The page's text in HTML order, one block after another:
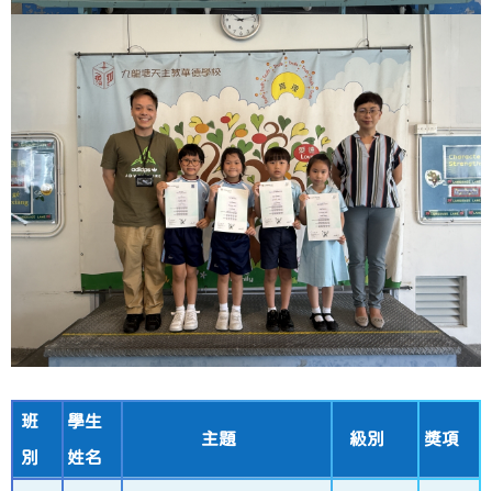
班
別
學生
姓名
主題 級別 獎項